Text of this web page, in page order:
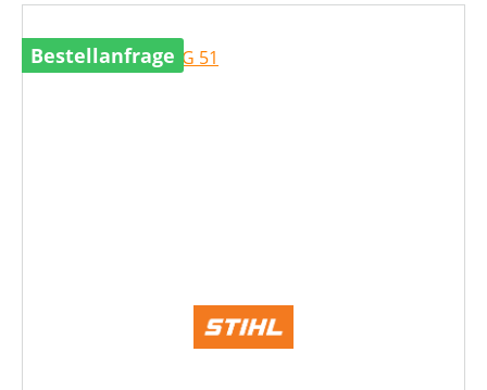
Bestellanfrage